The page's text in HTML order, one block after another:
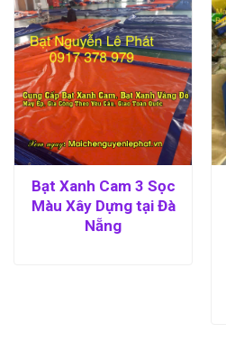
Bạt Xanh Cam 3 Sọc
Màu Xây Dựng tại Đà
Nẵng